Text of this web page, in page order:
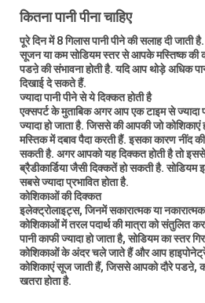
कितना पानी पीना चाहिए
पूरे दिन में 8 गिलास पानी पीने की सलाह दी जाती
सूजन या कम सोडियम स्तर से आपके मस्तिष्क की
पडऩे की संभावना होती है. यदि आप थोड़े अधिक
दिखाई दे सकते हैं.
ज्यादा पानी पीने से ये दिक्कत होती है
एक्सपर्ट के मुताबिक अगर आप एक टाइम से ज्यादा
ज्यादा हो जाता है. जिससे की आपकी जो
मस्तिक में दबाव पैदा करती हैं. इसका कारण नींद
सकती है. अगर आपको यह दिक्कत होती है तो
ब्रैडीकार्डिया जैसी दिक्कतें हो सकती है.
सबसे ज्यादा प्रभावित होता है.
कोशिकाओं की दिक्कत
इलेक्ट्रोलाइट्स, जिनमें सकारात्मक या
कोशिकाओं में तरल पदार्थ की मात्रा को संतुलित
पानी काफी ज्यादा हो जाता है, सोडियम का स्तर
कोशिकाओं के अंदर चले जाते हैं और आप
कोशिकाएं सूज जाती हैं, जिससे आपको दौरे पडऩे,
खतरा होता है.